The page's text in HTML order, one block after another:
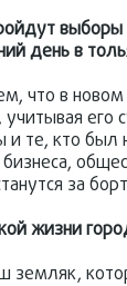
день в
что в
и те, кто
за
жизни
земляк,